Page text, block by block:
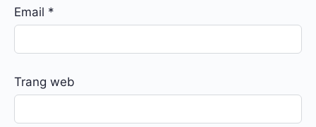
Email *
Trang web